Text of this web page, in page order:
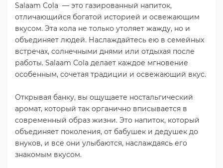
Salaam Cola — это газированный напиток,
отличающийся богатой историей и освежающим
вкусом. Эта кола не только утоляет жажду, но и
объединяет людей. Наслаждайтесь ею в семейных
встречах, солнечными днями или отдыхая после
работы. Salaam Cola делает каждое мгновение
особенным, сочетая традиции и освежающий вкус.
Открывая банку, вы ощущаете ностальгический
аромат, который так органично вписывается в
современный образ жизни. Это напиток, который
объединяет поколения, от бабушек и дедушек до
внуков, и все они улыбаются, наслаждаясь его
знакомым вкусом.